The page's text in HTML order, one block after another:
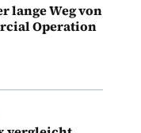
lange Weg von
Operation